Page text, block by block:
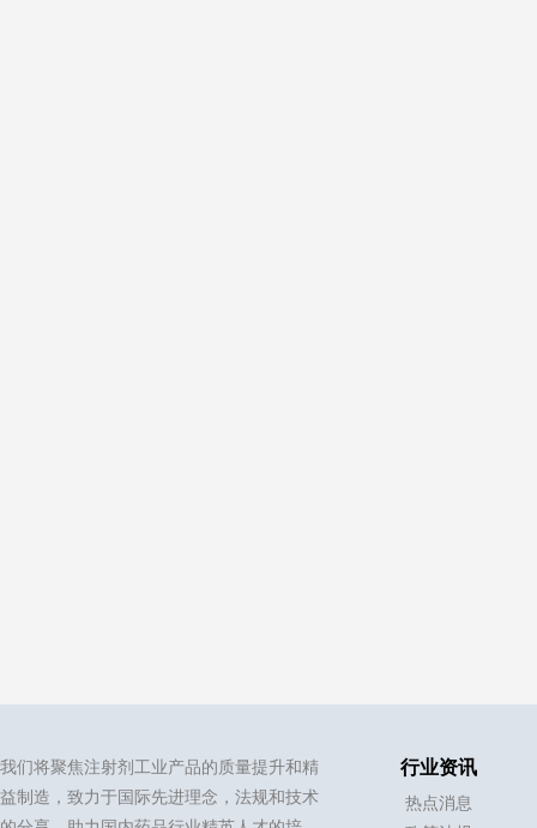
我们将聚焦注射剂工业产品的质量提升和精
益制造，致力于国际先进理念，法规和技术
行业资讯
热点消息